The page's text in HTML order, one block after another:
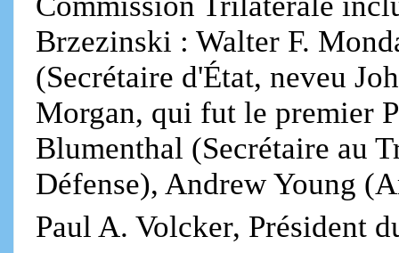
Brzezinski : Walter F.
(Secrétaire d'État, neveu
Morgan, qui fut le premier
Blumenthal (Secrétaire au
Défense), Andrew Young
Paul A. Volcker, Président